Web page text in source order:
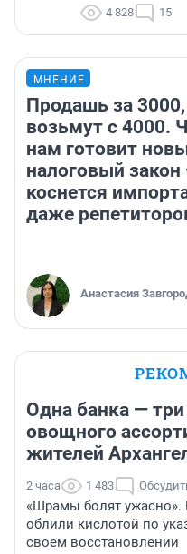
4 828 15
МНЕНИЕ
Продашь за 3000,
возьмут с 4000.
нам готовит
налоговый закон
коснется
даже
Анастасия
Одна банка —
овощного
жителей
2 часа 1 483
«Шрамы болят ужасно».
облили кислотой по
своем восстановлении